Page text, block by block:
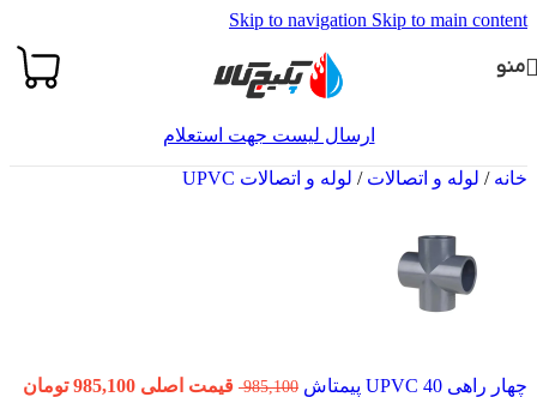
Skip to navigation Skip to main content
منو
ارسال لیست جهت استعلام
خانه/ لوله و اتصالات/ لوله و اتصالات UPVC
چهار راهی 40 UPVC پیمتاش 985,100
قیمت اصلی 985,100 تومان